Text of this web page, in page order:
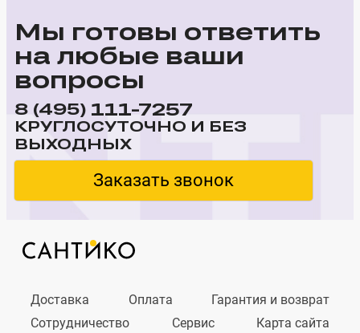
Мы готовы ответить
на любые ваши
вопросы
8 (495) 111-7257
КРУГЛОСУТОЧНО И БЕЗ
ВЫХОДНЫХ
Заказать звонок
Доставка Оплата
Гарантия и возврат
Сотрудничество
Сервис Карта сайта